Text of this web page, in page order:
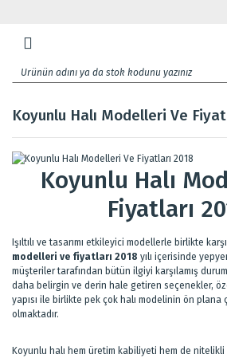
Koyunlu Halı Modelleri Ve
Koyunlu Halı
Fiyatları
Işıltılı ve tasarımı etkileyici modellerle birlikte
modelleri ve fiyatları 2018 yılı içerisinde
müşteriler tarafından bütün ilgiyi karşılamış
daha belirgin ve derin hale getiren seçenekler,
yapısı ile birlikte pek çok halı modelinin ön plana
olmaktadır.
Koyunlu halı hem üretim kabiliyeti hem de